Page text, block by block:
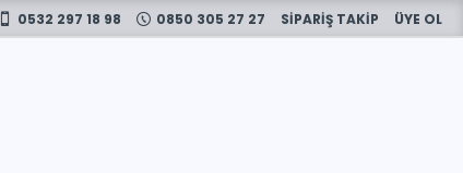
0532 297 18 98 0850 305 27 27 SİPARİŞ TAKİP ÜYE OL